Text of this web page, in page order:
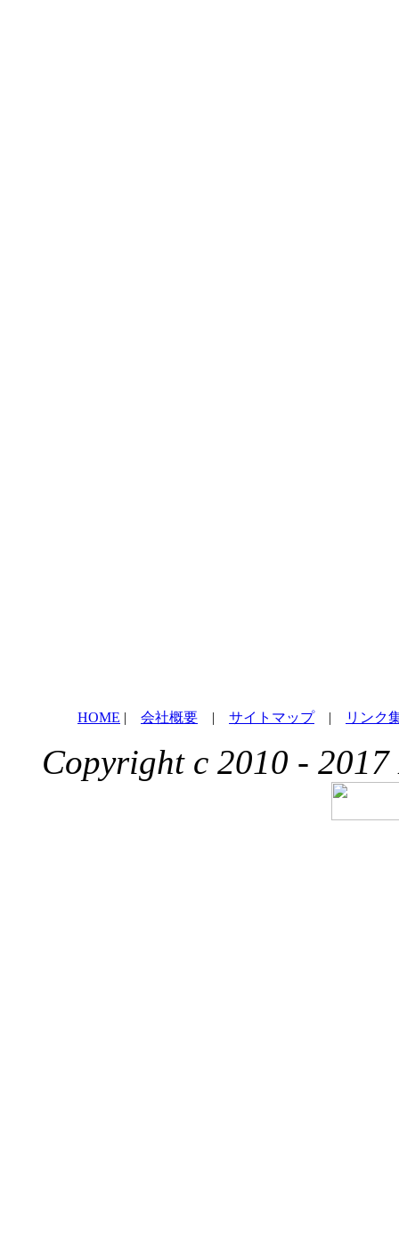
HOME | 会社概要 | サイトマップ| リンク
Copyright c 2010 - 2017